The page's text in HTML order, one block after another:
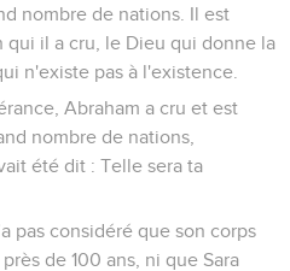
nombre de nations. Il est
il a cru, le Dieu qui donne la
n'existe pas à l'existence.
Abraham a cru et est
nombre de nations,
été dit : Telle sera ta
pas considéré que son corps
de 100 ans, ni que Sara